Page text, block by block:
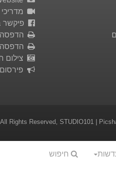
מדריכי
פיקשר
הדפסה
הדפסה
צילום
Rights Reserved, STUDIO101 |
חיפוש